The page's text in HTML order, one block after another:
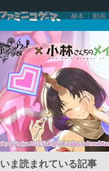
赫本 動画
いま読まれている記事